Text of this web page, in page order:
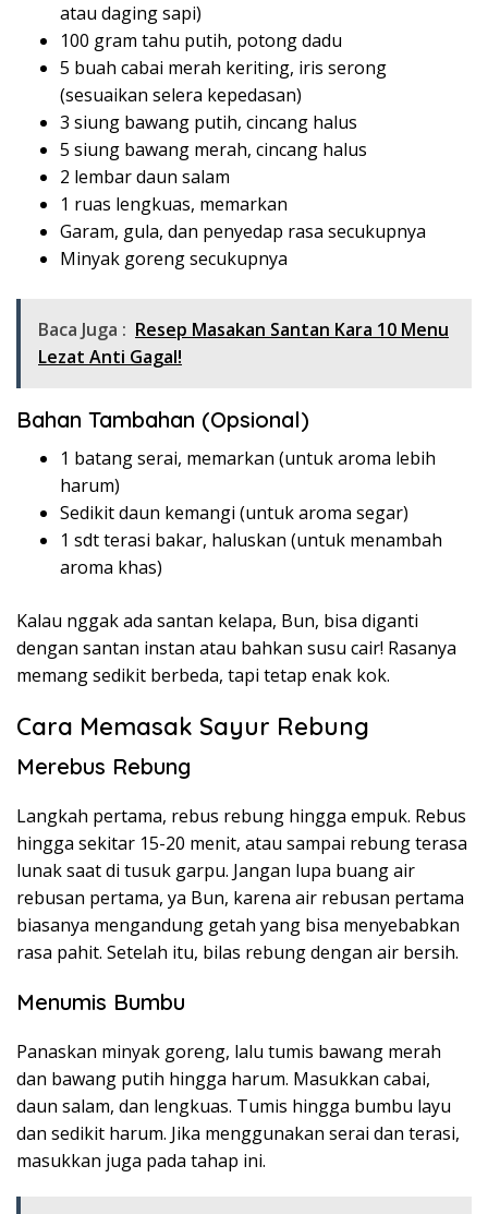
atau daging sapi)
100 gram tahu putih, potong dadu
5 buah cabai merah keriting, iris serong
(sesuaikan selera kepedasan)
3 siung bawang putih, cincang halus
5 siung bawang merah, cincang halus
2 lembar daun salam
1 ruas lengkuas, memarkan
Garam, gula, dan penyedap rasa secukupnya
Minyak goreng secukupnya
Baca Juga : Resep Masakan Santan Kara 10 Menu
Lezat Anti Gagal!
Bahan Tambahan (Opsional)
1 batang serai, memarkan (untuk aroma lebih
harum)
Sedikit daun kemangi (untuk aroma segar)
1 sdt terasi bakar, haluskan (untuk menambah
aroma khas)
Kalau nggak ada santan kelapa, Bun, bisa diganti
dengan santan instan atau bahkan susu cair! Rasanya
memang sedikit berbeda, tapi tetap enak kok.
Cara Memasak Sayur Rebung
Merebus Rebung
Langkah pertama, rebus rebung hingga empuk. Rebus
hingga sekitar 15-20 menit, atau sampai rebung terasa
lunak saat di tusuk garpu. Jangan lupa buang air
rebusan pertama, ya Bun, karena air rebusan pertama
biasanya mengandung getah yang bisa menyebabkan
rasa pahit. Setelah itu, bilas rebung dengan air bersih.
Menumis Bumbu
Panaskan minyak goreng, lalu tumis bawang merah
dan bawang putih hingga harum. Masukkan cabai,
daun salam, dan lengkuas. Tumis hingga bumbu layu
dan sedikit harum. Jika menggunakan serai dan terasi,
masukkan juga pada tahap ini.